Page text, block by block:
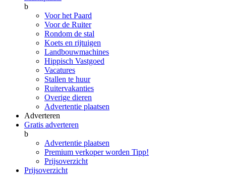
b
Voor het Paard
Voor de Ruiter
Rondom de stal
Koets en rijtuigen
Landbouwmachines
Hippisch Vastgoed
Vacatures
Stallen te huur
Ruitervakanties
Overige dieren
Advertentie plaatsen
Adverteren
Gratis adverteren
b
Advertentie plaatsen
Premium verkoper worden Tipp!
Prijsoverzicht
Prijsoverzicht